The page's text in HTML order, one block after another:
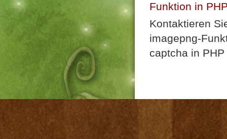
Funktion in
Kontaktieren
imagepng-
captcha in